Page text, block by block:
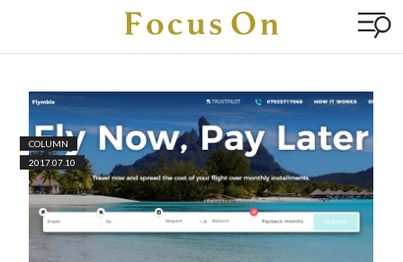
COLUMN
2017.07.10